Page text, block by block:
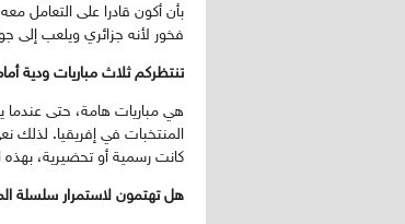
بأن أكون قادرا على التعامل
فخور لأنه جزائري ويلعب إلى
تنتظركم ثلاث مباريات ودية
هي مباريات هامة، حتى عندما
المنتخبات في إفريقيا. لذلك
كانت رسمية أو تحضيرية، بهذه
هل تهتمون لاستمرار سلسلة